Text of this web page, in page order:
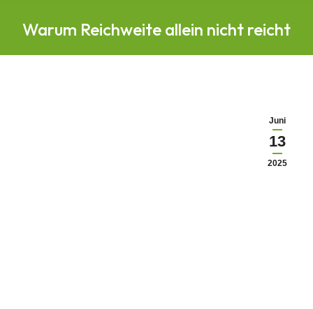
Warum Reichweite allein nicht reicht
Juni
13
2025